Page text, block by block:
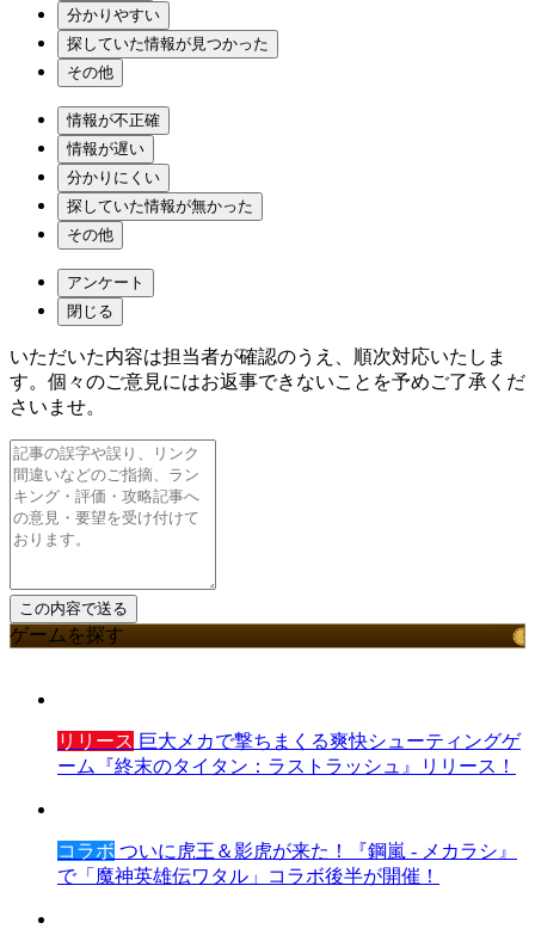
分かりやすい
探していた情報が見つかった
その他
情報が不正確
情報が遅い
分かりにくい
探していた情報が無かった
その他
アンケート
閉じる
いただいた内容は担当者が確認のうえ、順次対応いたしま
す。個々のご意見にはお返事できないことを予めご了承くだ
さいませ。
ゲームを探す
リリース 巨大メカで撃ちまくる爽快シューティングゲ
ーム『終末のタイタン：ラストラッシュ』リリース！
コラボ ついに虎王＆影虎が来た！『鋼嵐 - メカラシ』
で「魔神英雄伝ワタル」コラボ後半が開催！